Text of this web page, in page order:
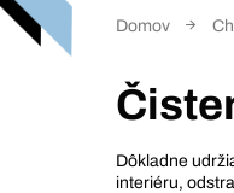
Domov
Dôkladne
interiéru,